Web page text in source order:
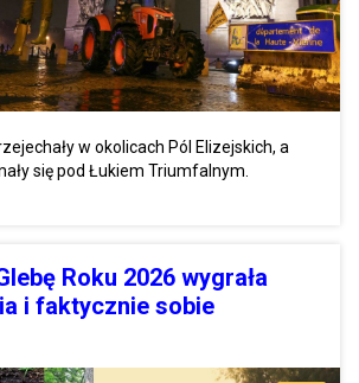
w okolicach Pól Elizejskich, a
się pod Łukiem Triumfalnym.
Roku 2026 wygrała
i faktycznie sobie